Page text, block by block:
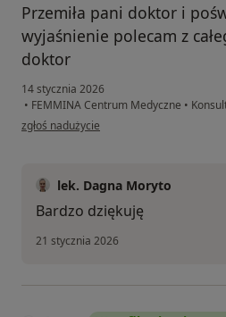
Przemiła pani doktor i
wyjaśnienie polecam z
doktor
14 stycznia 2026
• FEMMINA Centrum Medyczne •
w opinii użytkownika Bozena
zgłoś nadużycie
lek. Dagna Moryto
Bardzo dziękuję
21 stycznia 2026